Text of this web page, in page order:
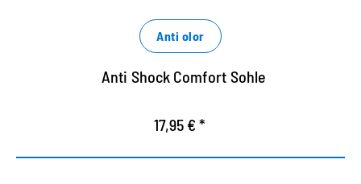
olores desagradables.
Anti olor
Anti Shock Comfort Sohle
17,95 € *